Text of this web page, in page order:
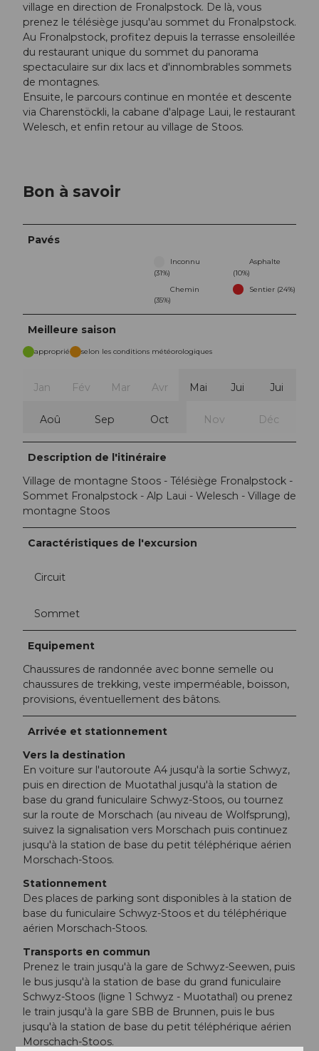
village en direction de Fronalpstock. De là, vous
prenez le télésiège jusqu'au sommet du Fronalpstock.
Au Fronalpstock, profitez depuis la terrasse ensoleillée
du restaurant unique du sommet du panorama
spectaculaire sur dix lacs et d'innombrables sommets
de montagnes.
Ensuite, le parcours continue en montée et descente
via Charenstöckli, la cabane d'alpage Laui, le restaurant
Welesch, et enfin retour au village de Stoos.
Bon à savoir
Pavés
Inconnu
(31%)
Asphalte
(10%)
Chemin
(35%)
Sentier (24%)
Meilleure saison
approprié selon les conditions météorologiques
Jan Fév Mar Avr Mai Jui Jui
Aoû Sep Oct Nov Déc
Description de l'itinéraire
Village de montagne Stoos - Télésiège Fronalpstock -
Sommet Fronalpstock - Alp Laui - Welesch - Village de
montagne Stoos
Caractéristiques de l'excursion
Circuit
Sommet
Equipement
Chaussures de randonnée avec bonne semelle ou
chaussures de trekking, veste imperméable, boisson,
provisions, éventuellement des bâtons.
Arrivée et stationnement
Vers la destination
En voiture sur l'autoroute A4 jusqu'à la sortie Schwyz,
puis en direction de Muotathal jusqu'à la station de
base du grand funiculaire Schwyz-Stoos, ou tournez
sur la route de Morschach (au niveau de Wolfsprung),
suivez la signalisation vers Morschach puis continuez
jusqu'à la station de base du petit téléphérique aérien
Morschach-Stoos.
Stationnement
Des places de parking sont disponibles à la station de
base du funiculaire Schwyz-Stoos et du téléphérique
aérien Morschach-Stoos.
Transports en commun
Prenez le train jusqu'à la gare de Schwyz-Seewen, puis
le bus jusqu'à la station de base du grand funiculaire
Schwyz-Stoos (ligne 1 Schwyz - Muotathal) ou prenez
le train jusqu'à la gare SBB de Brunnen, puis le bus
jusqu'à la station de base du petit téléphérique aérien
Morschach-Stoos.